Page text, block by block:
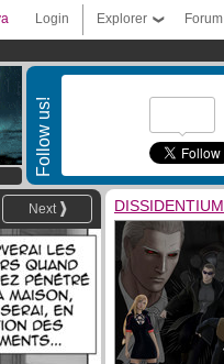
Forum
Explorer
Login
Follow us!
Next DISSIDENTIUM